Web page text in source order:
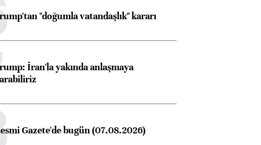
"doğumla vatandaşlık" kararı
İran'la yakında anlaşmaya
Gazete'de bugün (07.08.2026)